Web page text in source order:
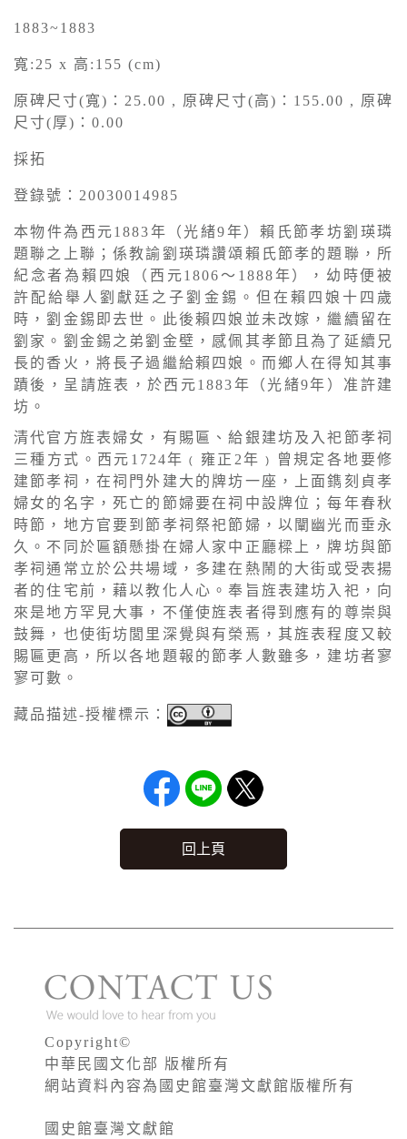
1883~1883
寬:25 x 高:155 (cm)
原碑尺寸(寬)：25.00 , 原碑尺寸(高)：155.00 , 原碑
尺寸(厚)：0.00
採拓
登錄號：20030014985
本物件為西元1883年（光緒9年）賴氏節孝坊劉瑛璘
題聯之上聯；係教諭劉瑛璘讚頌賴氏節孝的題聯，所
紀念者為賴四娘（西元1806〜1888年），幼時便被
許配給舉人劉獻廷之子劉金錫。但在賴四娘十四歲
時，劉金錫即去世。此後賴四娘並未改嫁，繼續留在
劉家。劉金錫之弟劉金壁，感佩其孝節且為了延續兄
長的香火，將長子過繼給賴四娘。而鄉人在得知其事
蹟後，呈請旌表，於西元1883年（光緒9年）准許建
坊。
清代官方旌表婦女，有賜匾、給銀建坊及入祀節孝祠
三種方式。西元1724年﹙雍正2年﹚曾規定各地要修
建節孝祠，在祠門外建大的牌坊一座，上面鐫刻貞孝
婦女的名字，死亡的節婦要在祠中設牌位；每年春秋
時節，地方官要到節孝祠祭祀節婦，以闡幽光而垂永
久。不同於匾額懸掛在婦人家中正廳樑上，牌坊與節
孝祠通常立於公共場域，多建在熱鬧的大街或受表揚
者的住宅前，藉以教化人心。奉旨旌表建坊入祀，向
來是地方罕見大事，不僅使旌表者得到應有的尊崇與
鼓舞，也使街坊閭里深覺與有榮焉，其旌表程度又較
賜匾更高，所以各地題報的節孝人數雖多，建坊者寥
寥可數。
藏品描述-授權標示：
回上頁
Copyright©
中華民國文化部 版權所有
網站資料內容為國史館臺灣文獻館版權所有
國史館臺灣文獻館